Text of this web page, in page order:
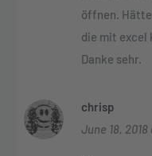
öffnen.
die mit excel
Danke sehr.
chrisp
June 18, 2018